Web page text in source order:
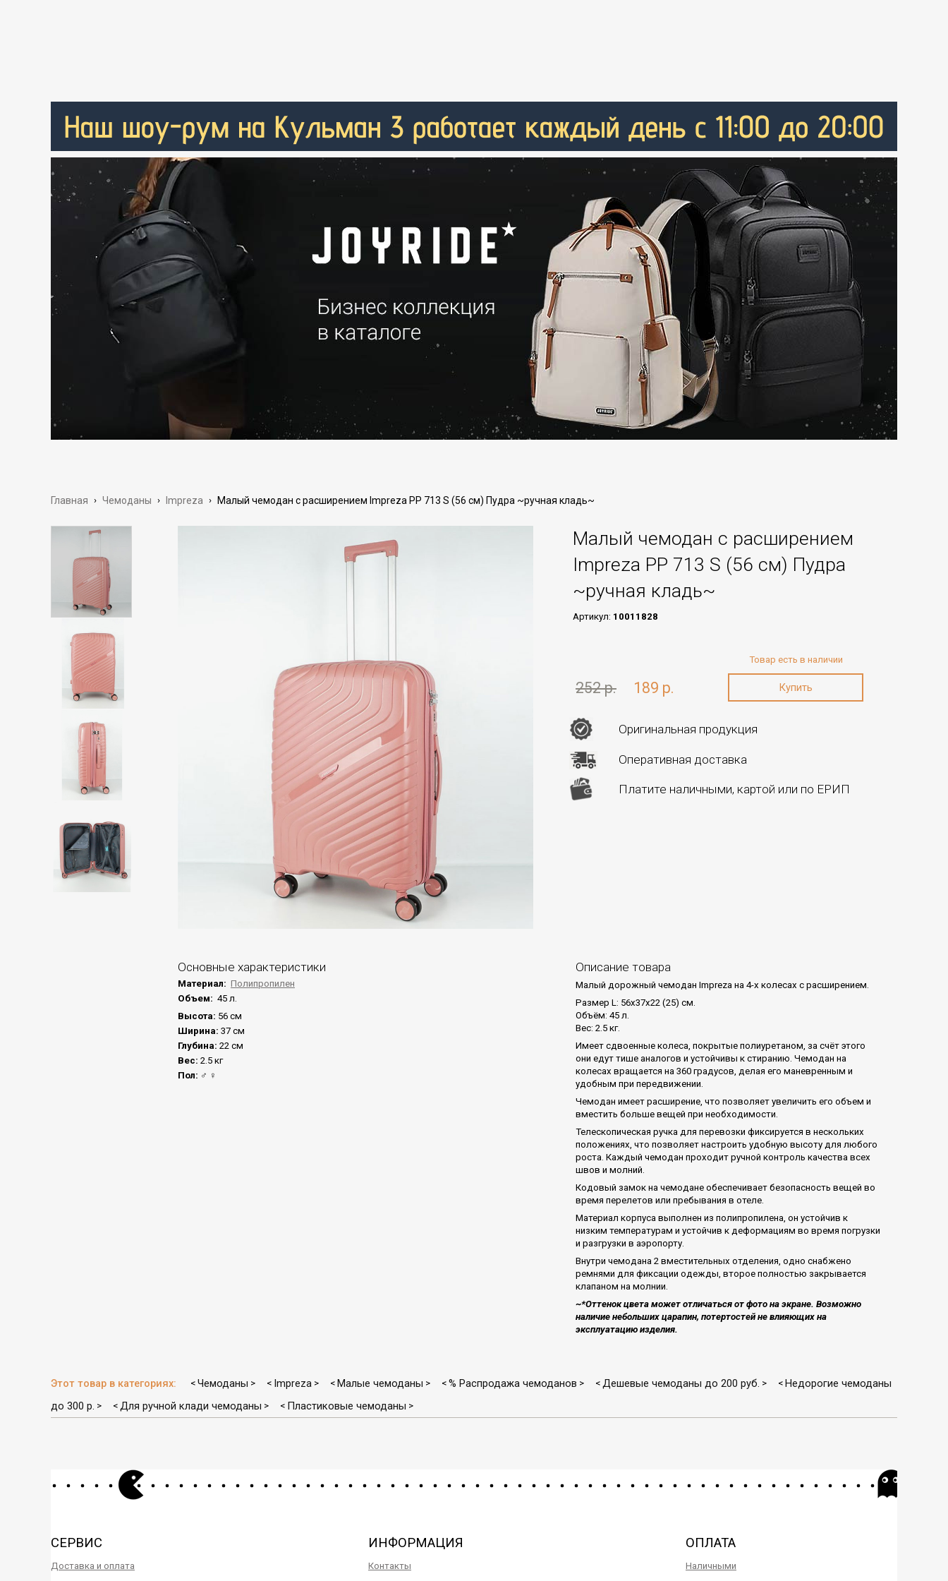
Главная › Чемоданы › Impreza › Малый чемодан с расширением Impreza PP 713 S (56 см) Пудра ~ручная кладь~
Малый чемодан с расширением
Impreza PP 713 S (56 см) Пудра
~ручная кладь~
Артикул: 10011828
252 р. 189 р.
Товар есть в наличии
Оригинальная продукция
Оперативная доставка
Платите наличными, картой или по ЕРИП
Основные характеристики
Материал: Полипропилен
Объем: 45 л.
Высота: 56 см
Ширина: 37 см
Глубина: 22 см
Вес: 2.5 кг
Пол: ♂ ♀
Описание товара
Малый дорожный чемодан Impreza на 4-х колесах с расширением.
Размер L: 56x37x22 (25) см.
Объём: 45 л.
Вес: 2.5 кг.
Имеет сдвоенные колеса, покрытые полиуретаном, за счёт этого
они едут тише аналогов и устойчивы к стиранию. Чемодан на
колесах вращается на 360 градусов, делая его маневренным и
удобным при передвижении.
Чемодан имеет расширение, что позволяет увеличить его объем и
вместить больше вещей при необходимости.
Телескопическая ручка для перевозки фиксируется в нескольких
положениях, что позволяет настроить удобную высоту для любого
роста. Каждый чемодан проходит ручной контроль качества всех
швов и молний.
Кодовый замок на чемодане обеспечивает безопасность вещей во
время перелетов или пребывания в отеле.
Материал корпуса выполнен из полипропилена, он устойчив к
низким температурам и устойчив к деформациям во время погрузки
и разгрузки в аэропорту.
Внутри чемодана 2 вместительных отделения, одно снабжено
ремнями для фиксации одежды, второе полностью закрывается
клапаном на молнии.
~*Оттенок цвета может отличаться от фото на экране. Возможно
наличие небольших царапин, потертостей не влияющих на
эксплуатацию изделия.
Этот товар в категориях: < Чемоданы > < Impreza > < Малые чемоданы > < % Распродажа чемоданов > < Дешевые чемоданы до 200 руб. > < Недорогие чемоданы
до 300 р. > < Для ручной клади чемоданы > < Пластиковые чемоданы >
СЕРВИС
Доставка и оплата
ИНФОРМАЦИЯ
Контакты
ОПЛАТА
Наличными